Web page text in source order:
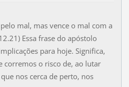
mal, mas vence o mal com a
Essa frase do apóstolo
para hoje. Significa,
corremos o risco de, ao lutar
nos cerca de perto, nos